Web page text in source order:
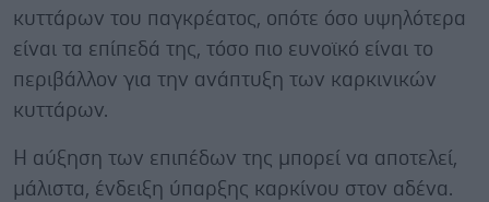
κυττάρων του παγκρέατος, οπότε όσο υψηλότερα
είναι τα επίπεδά της, τόσο πιο ευνοϊκό είναι το
περιβάλλον για την ανάπτυξη των καρκινικών
κυττάρων.
Η αύξηση των επιπέδων της μπορεί να αποτελεί,
μάλιστα, ένδειξη ύπαρξης καρκίνου στον αδένα.